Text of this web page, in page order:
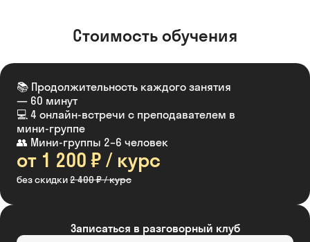
Стоимость обучения
📚 Продолжительность каждого занятия
— 60 минут
💻 4 онлайн-встречи с преподавателем в
мини-группе
👥 Мини-группы 2–6 человек
от 1 200 ₽ / курс
без скидки2 400 ₽ / курс
Записаться в разговорный клуб